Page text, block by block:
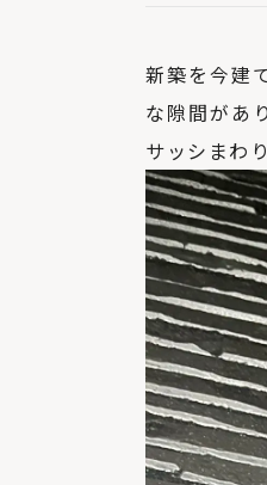
新築を今建
な隙間があ
サッシまわ